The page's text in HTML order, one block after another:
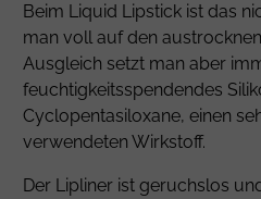
Beim Liquid Lipstick ist das
man voll auf den
Ausgleich setzt man aber
feuchtigkeitsspendendes
Cyclopentasiloxane, einen
verwendeten Wirkstoff.
Der Lipliner ist geruchslos